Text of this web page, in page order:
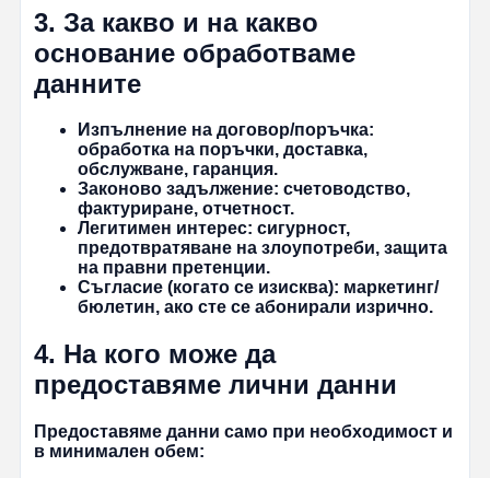
3. За какво и на какво
основание обработваме
данните
Изпълнение на договор/поръчка:
обработка на поръчки, доставка,
обслужване, гаранция.
Законово задължение: счетоводство,
фактуриране, отчетност.
Легитимен интерес: сигурност,
предотвратяване на злоупотреби, защита
на правни претенции.
Съгласие (когато се изисква): маркетинг/
бюлетин, ако сте се абонирали изрично.
4. На кого може да
предоставяме лични данни
Предоставяме данни само при необходимост и
в минимален обем: